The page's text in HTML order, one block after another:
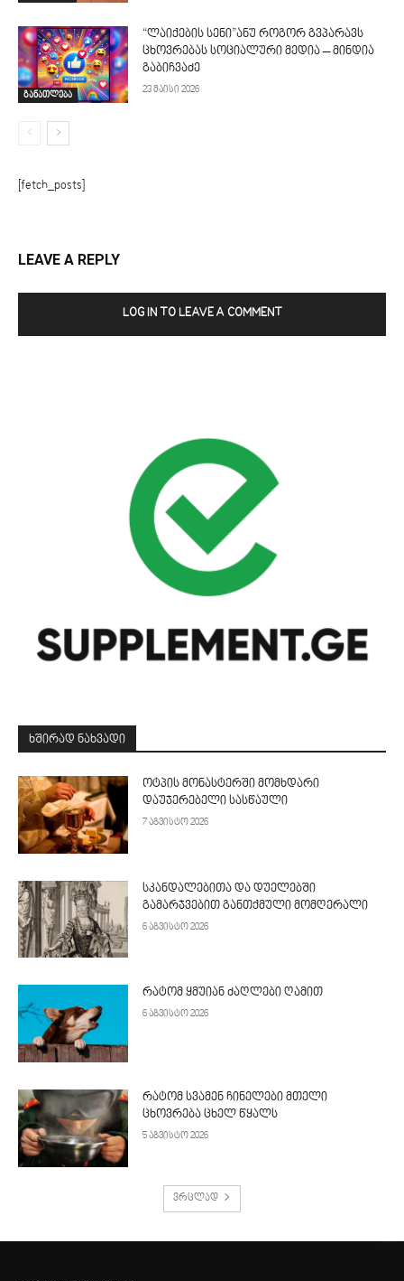
განათლება
“ლაიქების სენი”ანუ როგორ გვპარავს
ცხოვრებას სოციალური მედია – მინდია
გაბიჩვაძე
23 მაისი 2026
[fetch_posts]
LEAVE A REPLY
LOG IN TO LEAVE A COMMENT
ᲮᲨᲘᲠᲐᲓ ᲜᲐᲮᲕᲐᲓᲘ
ოტპის მონასტერში მომხდარი
დაუჯერებელი სასწაული
7 აგვისტო 2026
სკანდალებითა და დუელებში
გამარჯვებით განთქმული მომღერალი
6 აგვისტო 2026
რატომ ყმუიან ძაღლები ღამით
6 აგვისტო 2026
რატომ სვამენ ჩინელები მთელი
ცხოვრება ცხელ წყალს
5 აგვისტო 2026
ვრცლად